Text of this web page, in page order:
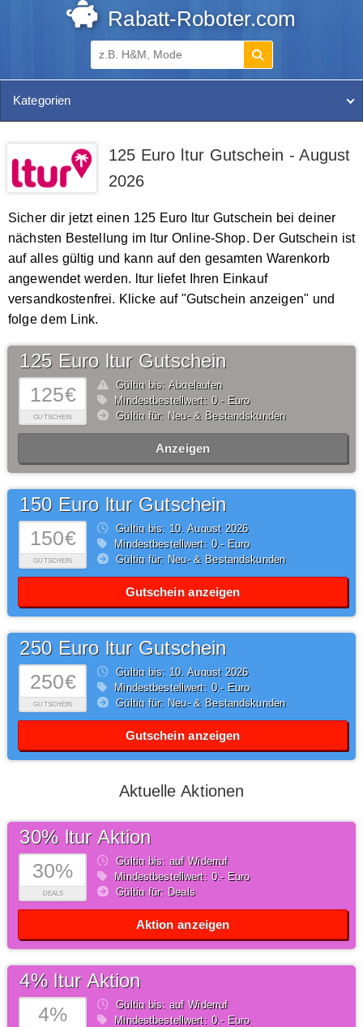
Rabatt-Roboter.com
Kategorien
125 Euro ltur Gutschein - August
2026
Sicher dir jetzt einen 125 Euro ltur Gutschein bei deiner
nächsten Bestellung im ltur Online-Shop. Der Gutschein ist
auf alles gültig und kann auf den gesamten Warenkorb
angewendet werden. ltur liefet Ihren Einkauf
versandkostenfrei. Klicke auf "Gutschein anzeigen" und
folge dem Link.
125€
GUTSCHEIN
125 Euro ltur Gutschein
Gültig bis: Abgelaufen
Mindestbestellwert: 0,- Euro
Gültig für: Neu- & Bestandskunden
Anzeigen
150€
GUTSCHEIN
150 Euro ltur Gutschein
Gültig bis: 10.August2026
Mindestbestellwert: 0,- Euro
Gültig für: Neu- & Bestandskunden
Gutschein anzeigen
250€
GUTSCHEIN
250 Euro ltur Gutschein
Gültig bis: 10.August2026
Mindestbestellwert: 0,- Euro
Gültig für: Neu- & Bestandskunden
Gutschein anzeigen
Aktuelle Aktionen
30%
DEALS
30% ltur Aktion
Gültig bis: auf Widerruf
Mindestbestellwert: 0,- Euro
Gültig für: Deals
Aktion anzeigen
4%
4% ltur Aktion
Gültig bis: auf Widerruf
Mindestbestellwert: 0,- Euro